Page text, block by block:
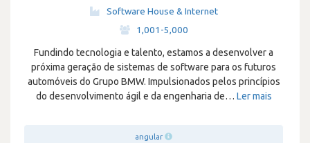
Software House & Internet
1,001-5,000
Fundindo tecnologia e talento, estamos a desenvolver a
próxima geração de sistemas de software para os futuros
automóveis do Grupo BMW. Impulsionados pelos princípios
do desenvolvimento ágil e da engenharia de… Ler mais
angular